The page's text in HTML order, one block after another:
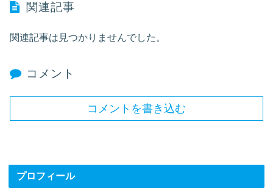
関連記事
関連記事は見つかりませんでした。
コメント
コメントを書き込む
プロフィール